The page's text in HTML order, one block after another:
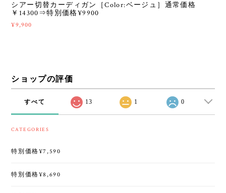
シアー切替カーディガン［Color:ベージュ］通常価格
￥14300⇒特別価格¥9900
¥9,900
ショップの評価
すべて 13 1 0
CATEGORIES
特別価格¥7,590
特別価格¥8,690